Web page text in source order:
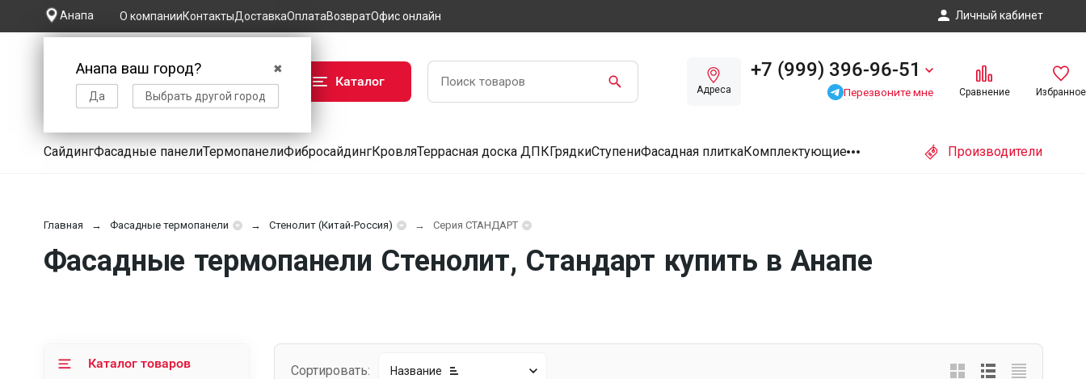
Анапа
✖
Анапа ваш город?
Да Выбрать другой город
О компанииКонтактыДоставкаОплатаВозвратОфис онлайн Личный кабинет
Каталог
Адреса
+7 (999) 396-96-51
Перезвоните мне Сравнение Избранное
СайдингФасадные панелиТермопанелиФибросайдингКровляТеррасная доска ДПКГрядкиСтупениФасадная плиткаКомплектующие Производители
Главная Фасадные термопанели Стенолит (Китай-Россия) Серия СТАНДАРТ
Фасадные термопанели Стенолит, Стандарт купить в Анапе
Сортировать: Название
Каталог товаров